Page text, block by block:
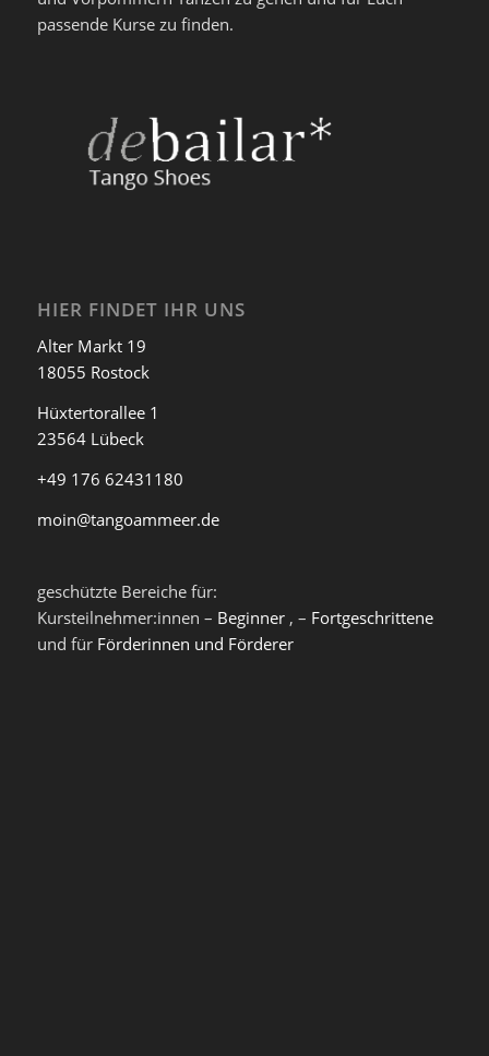
passende Kurse zu finden.
HIER FINDET IHR UNS
Alter Markt 19
18055 Rostock
Hüxtertorallee 1
23564 Lübeck
+49 176 62431180
moin@tangoammeer.de
geschützte Bereiche für:
Kursteilnehmer:innen – Beginner, – Fortgeschrittene
und für Förderinnen und Förderer